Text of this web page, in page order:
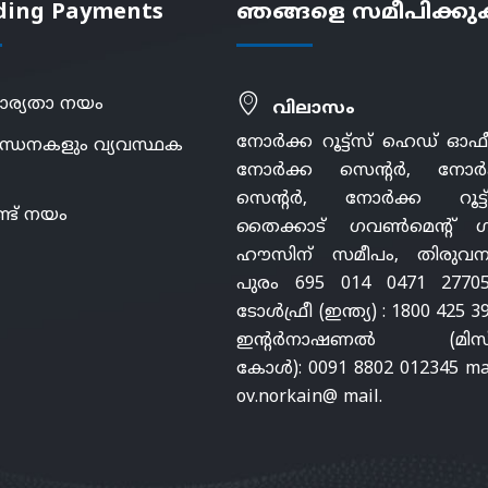
Payments
നയം
വ്യവസ്ഥക
നയം
ഞങ്ങളെ
വിലാസം
നോർക്ക റൂട്ട്സ് ഹെഡ്
നോർക്ക സെന്റർ,
സെന്റർ, നോർക്ക
തൈക്കാട് ഗവൺമെന്റ്
ഹൗസിന് സമീപം,
പുരം 695 014 0471
ടോൾഫ്രീ (ഇന്ത്യ) : 1800 425
ഇന്റർനാഷണൽ
കോൾ): 0091 8802 012345
ov.norkain@ mail.